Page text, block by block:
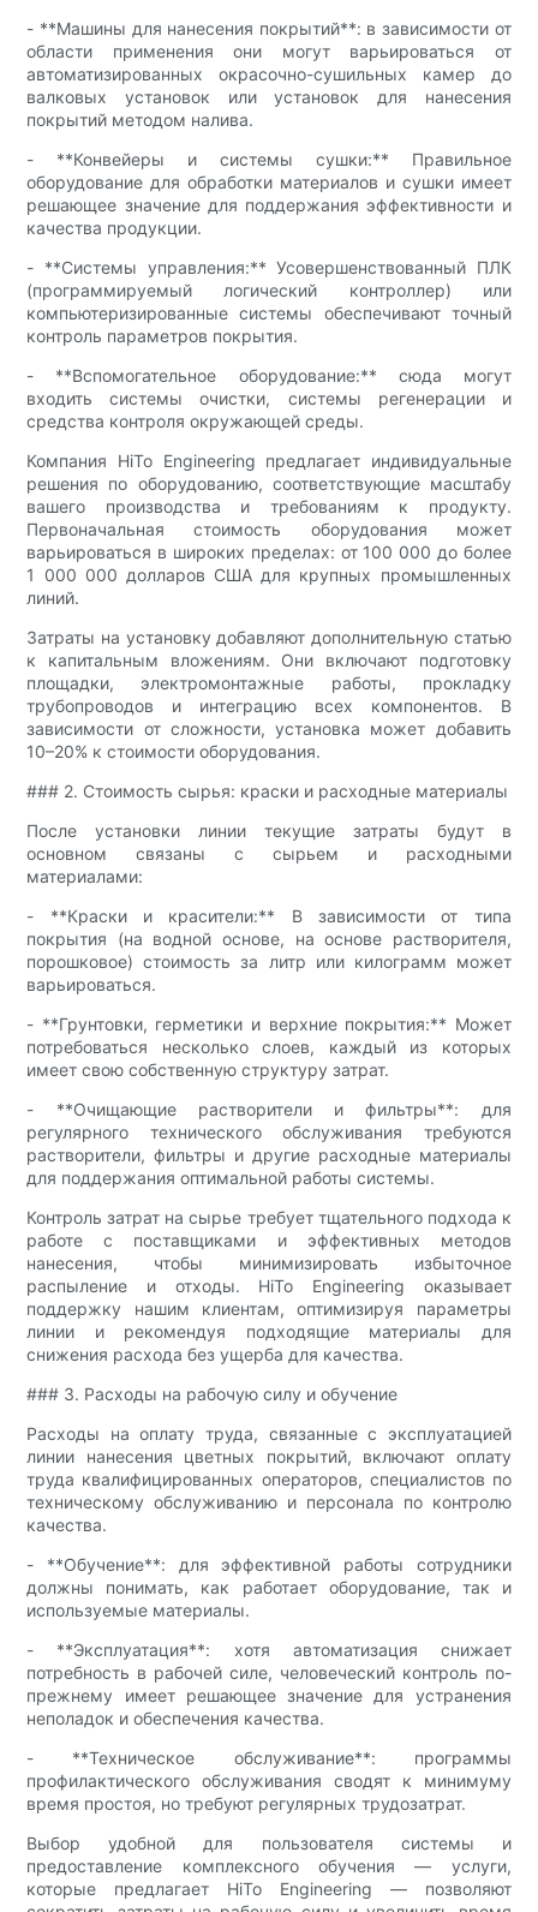
- **Машины для нанесения покрытий**: в зависимости от
области применения они могут варьироваться от
автоматизированных окрасочно-сушильных камер до
валковых установок или установок для нанесения
покрытий методом налива.
- **Конвейеры и системы сушки:** Правильное
оборудование для обработки материалов и сушки имеет
решающее значение для поддержания эффективности и
качества продукции.
- **Системы управления:** Усовершенствованный ПЛК
(программируемый логический контроллер) или
компьютеризированные системы обеспечивают точный
контроль параметров покрытия.
- **Вспомогательное оборудование:** сюда могут
входить системы очистки, системы регенерации и
средства контроля окружающей среды.
Компания HiTo Engineering предлагает индивидуальные
решения по оборудованию, соответствующие масштабу
вашего производства и требованиям к продукту.
Первоначальная стоимость оборудования может
варьироваться в широких пределах: от 100 000 до более
1 000 000 долларов США для крупных промышленных
линий.
Затраты на установку добавляют дополнительную статью
к капитальным вложениям. Они включают подготовку
площадки, электромонтажные работы, прокладку
трубопроводов и интеграцию всех компонентов. В
зависимости от сложности, установка может добавить
10–20% к стоимости оборудования.
### 2. Стоимость сырья: краски и расходные материалы
После установки линии текущие затраты будут в
основном связаны с сырьем и расходными
материалами:
- **Краски и красители:** В зависимости от типа
покрытия (на водной основе, на основе растворителя,
порошковое) стоимость за литр или килограмм может
варьироваться.
- **Грунтовки, герметики и верхние покрытия:** Может
потребоваться несколько слоев, каждый из которых
имеет свою собственную структуру затрат.
- **Очищающие растворители и фильтры**: для
регулярного технического обслуживания требуются
растворители, фильтры и другие расходные материалы
для поддержания оптимальной работы системы.
Контроль затрат на сырье требует тщательного подхода к
работе с поставщиками и эффективных методов
нанесения, чтобы минимизировать избыточное
распыление и отходы. HiTo Engineering оказывает
поддержку нашим клиентам, оптимизируя параметры
линии и рекомендуя подходящие материалы для
снижения расхода без ущерба для качества.
### 3. Расходы на рабочую силу и обучение
Расходы на оплату труда, связанные с эксплуатацией
линии нанесения цветных покрытий, включают оплату
труда квалифицированных операторов, специалистов по
техническому обслуживанию и персонала по контролю
качества.
- **Обучение**: для эффективной работы сотрудники
должны понимать, как работает оборудование, так и
используемые материалы.
- **Эксплуатация**: хотя автоматизация снижает
потребность в рабочей силе, человеческий контроль по-
прежнему имеет решающее значение для устранения
неполадок и обеспечения качества.
- **Техническое обслуживание**: программы
профилактического обслуживания сводят к минимуму
время простоя, но требуют регулярных трудозатрат.
Выбор удобной для пользователя системы и
предоставление комплексного обучения — услуги,
которые предлагает HiTo Engineering — позволяют